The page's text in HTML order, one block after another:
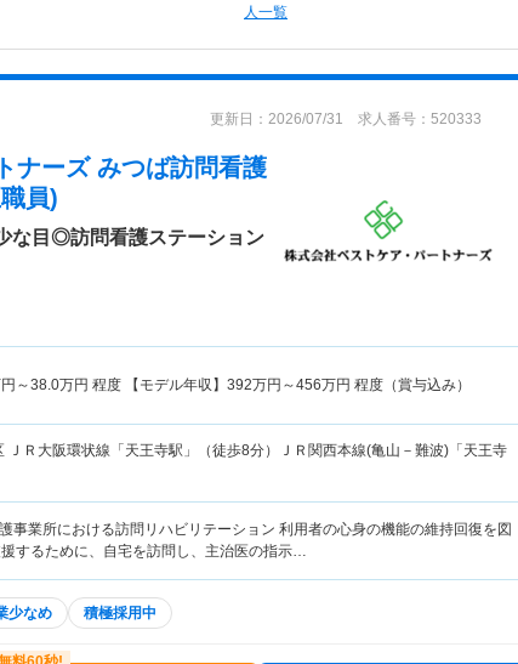
人一覧
更新日：2026/07/31 求人番号：520333
ナーズ みつば訪問看護
員)
な目◎訪問看護ステーション
～38.0万円 程度 【モデル年収】 392万円～456万円 程度（賞与込み）
ＪＲ大阪環状線「天王寺駅」（徒歩8分）ＪＲ関西本線(亀山－難波)「天王寺
事業所における訪問リハビリテーション 利用者の心身の機能の維持回復を図
するために、自宅を訪問し、主治医の指示…
少なめ 積極採用中